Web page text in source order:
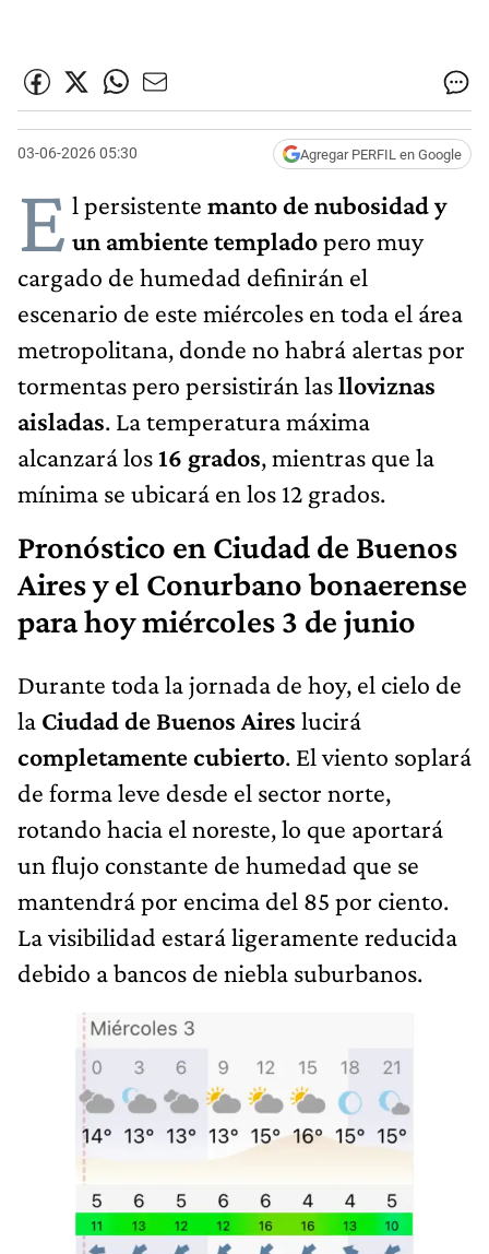
03-06-2026 05:30 Agregar PERFIL en Google
E l persistente manto de nubosidad y
un ambiente templadopero muy
cargado de humedad definirán el
escenario de este miércoles en toda el área
metropolitana, donde no habrá alertas por
tormentas pero persistirán laslloviznas
aisladas. La temperatura máxima
alcanzará los16 grados, mientras que la
mínima se ubicará en los 12 grados.
Pronóstico en Ciudad de Buenos
Aires y el Conurbano bonaerense
para hoy miércoles 3 de junio
Durante toda la jornada de hoy, el cielo de
la Ciudad de Buenos Aires lucirá
completamente cubierto. El viento soplará
de forma leve desde el sector norte,
rotando hacia el noreste, lo que aportará
un flujo constante de humedad que se
mantendrá por encima del 85 por ciento.
La visibilidad estará ligeramente reducida
debido a bancos de niebla suburbanos.